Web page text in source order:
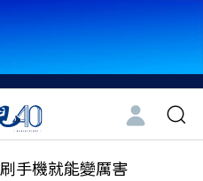
刷手機就能變厲害